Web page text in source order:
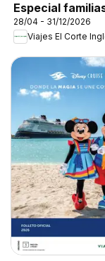
Especial
28/04 - 31/12/2026
Viajes El Corte